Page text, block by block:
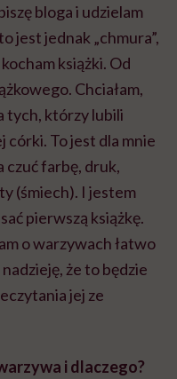
bloga i udzielam
jest jednak „chmura”,
książki. Od
Chciałam,
tych, którzy lubili
córki. To jest dla mnie
czuć farbę, druk,
(śmiech). I jestem
pierwszą książkę.
o warzywach łatwo
że to będzie
jej ze
i dlaczego?